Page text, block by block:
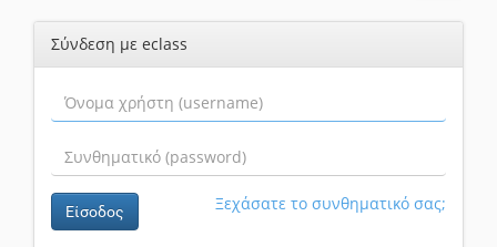
Σύνδεση με eclass
Είσοδος Ξεχάσατε το συνθηματικό σας;